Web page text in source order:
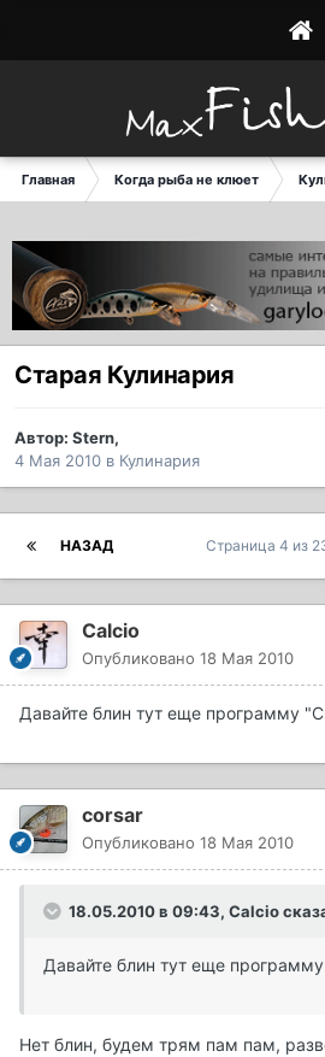
Главная Когда рыба не клюет
Старая Кулинария
Автор: Stern,
4 Мая 2010 в Кулинария
НАЗАД Страница 4 из
Calcio
Опубликовано 18 Мая 2010
Давайте блин тут еще программу
corsar
Опубликовано 18 Мая 2010
18.05.2010 в 09:43, Calcio
Давайте блин тут еще
Нет блин, будем трям пам пам,